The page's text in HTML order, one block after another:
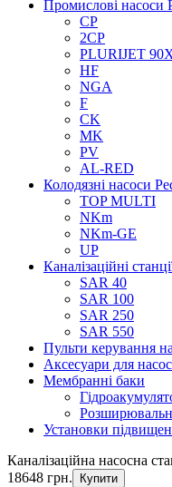
Промислові насоси
CP
2CP
PLURIJET
HF
NGA
F
CK
MK
PV
AL-RED
Колодязні насоси
TOP MULTI
NKm
NKm-GE
UP
Каналізаційні
SAR 40
SAR 100
SAR 250
SAR 550
Пульти керування
Аксесуари для
Мембранні баки
Установки
Каналізаційна насосна
18648 грн.
Купити